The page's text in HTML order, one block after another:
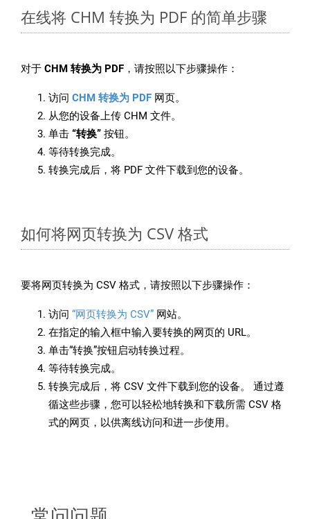
在线将 CHM 转换为 PDF 的简单步骤
对于 CHM 转换为 PDF ，请按照以下步骤操作：
访问 CHM 转换为 PDF 网页。
从您的设备上传 CHM 文件。
单击 “转换” 按钮。
等待转换完成。
转换完成后，将 PDF 文件下载到您的设备。
如何将网页转换为 CSV 格式
要将网页转换为 CSV 格式，请按照以下步骤操作：
访问 “网页转换为 CSV” 网站。
在指定的输入框中输入要转换的网页的 URL。
单击“转换”按钮启动转换过程。
等待转换完成。
转换完成后，将 CSV 文件下载到您的设备。 通过遵
循这些步骤，您可以轻松地转换和下载所需 CSV 格
式的网页，以供离线访问和进一步使用。